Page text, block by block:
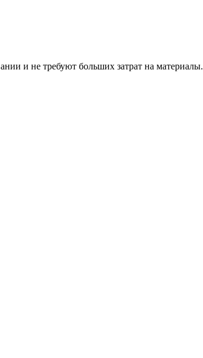
и не требуют больших затрат на материалы.